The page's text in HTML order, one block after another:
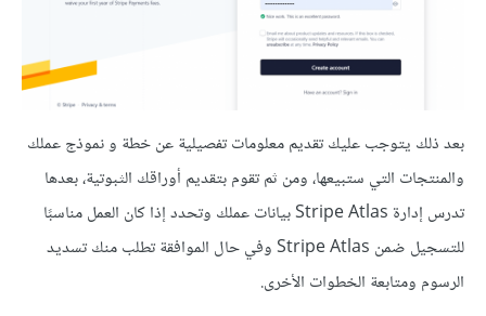
بعد ذلك يتوجب عليك تقديم معلومات تفصيلية عن خطة و نموذج عملك
والمنتجات التي ستبيعها، ومن ثم تقوم بتقديم أوراقك الثبوتية، بعدها
تدرس إدارة Stripe Atlas بيانات عملك وتحدد إذا كان العمل مناسبًا
للتسجيل ضمن Stripe Atlas وفي حال الموافقة تطلب منك تسديد
الرسوم ومتابعة الخطوات الأخرى.